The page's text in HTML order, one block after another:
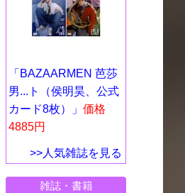
「BAZAARMEN 芭莎
男...ト（侯明昊、公式
カード8枚）」 価格
4885円
>>人気雑誌を見る
雑誌・書籍